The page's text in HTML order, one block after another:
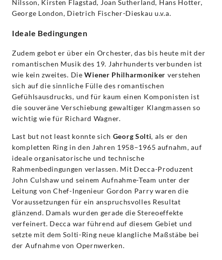
Nilsson, Kirsten Flagstad, Joan Sutherland, Hans Hotter,
George London, Dietrich Fischer-Dieskau u.v.a.
Ideale Bedingungen
Zudem gebot er über ein Orchester, das bis heute mit der
romantischen Musik des 19. Jahrhunderts verbunden ist
wie kein zweites. DieWiener Philharmoniker verstehen
sich auf die sinnliche Fülle des romantischen
Gefühlsausdrucks, und für kaum einen Komponisten ist
die souveräne Verschiebung gewaltiger Klangmassen so
wichtig wie für Richard Wagner.
Last but not least konnte sich Georg Solti, als er den
kompletten Ring in den Jahren 1958–1965 aufnahm, auf
ideale organisatorische und technische
Rahmenbedingungen verlassen. Mit Decca-Produzent
John Culshaw und seinem Aufnahme-Team unter der
Leitung von Chef-Ingenieur Gordon Parry waren die
Voraussetzungen für ein anspruchsvolles Resultat
glänzend. Damals wurden gerade die Stereoeffekte
verfeinert. Decca war führend auf diesem Gebiet und
setzte mit dem Solti-Ring neue klangliche Maßstäbe bei
der Aufnahme von Opernwerken.